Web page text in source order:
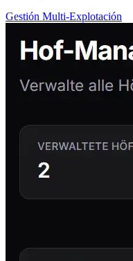
Gestión Multi-Explotación